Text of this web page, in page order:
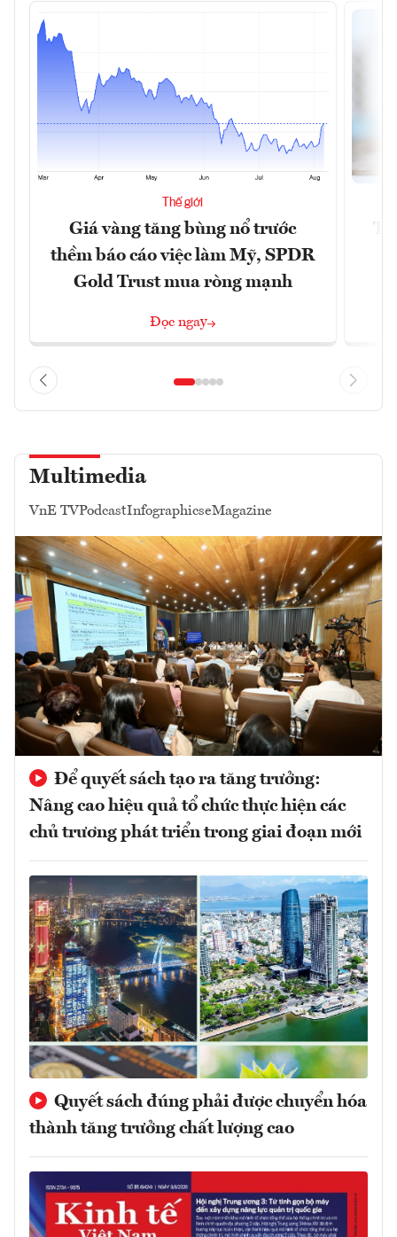
Thế giới
Giá vàng tăng bùng nổ trước
thềm báo cáo việc làm Mỹ, SPDR
Gold Trust mua ròng mạnh
Đọc ngay
Multimedia
VnE TVPodcastInfographicseMagazine
Để quyết sách tạo ra tăng trưởng:
Nâng cao hiệu quả tổ chức thực hiện các
chủ trương phát triển trong giai đoạn mới
Quyết sách đúng phải được chuyển hóa
thành tăng trưởng chất lượng cao